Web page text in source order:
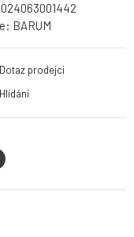
BARUM
Dotaz prodejci
Hlídání